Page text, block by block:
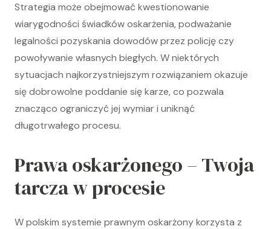
Strategia może obejmować kwestionowanie
wiarygodności świadków oskarżenia, podważanie
legalności pozyskania dowodów przez policję czy
powoływanie własnych biegłych. W niektórych
sytuacjach najkorzystniejszym rozwiązaniem okazuje
się dobrowolne poddanie się karze, co pozwala
znacząco ograniczyć jej wymiar i uniknąć
długotrwałego procesu.
Prawa oskarżonego – Twoja
tarcza w procesie
W polskim systemie prawnym oskarżony korzysta z